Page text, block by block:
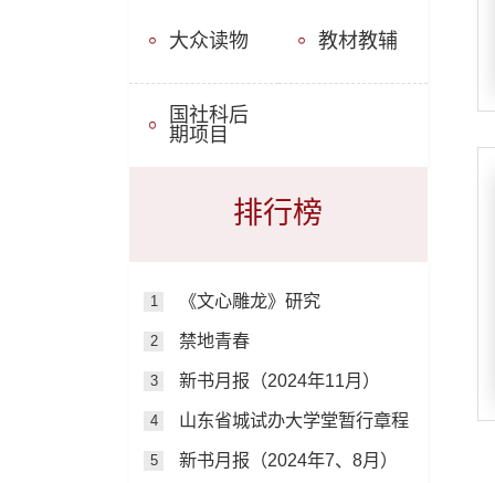
大众读物 教材教辅
国社科后
期项目
排行榜
1 《文心雕龙》研究
2 禁地青春
3 新书月报（2024年11月）
4 山东省城试办大学堂暂行章程
5 新书月报（2024年7、8月）